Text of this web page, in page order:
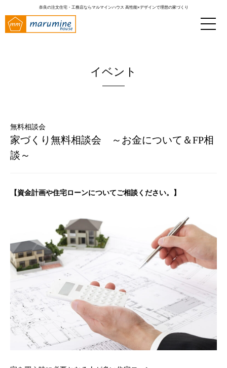
奈良の注文住宅・工務店ならマルマインハウス 高性能×デザインで理想の家づくり
イベント
無料相談会
家づくり無料相談会 ～お金について＆FP相
談～
【資金計画や住宅ローンについてご相談ください。】